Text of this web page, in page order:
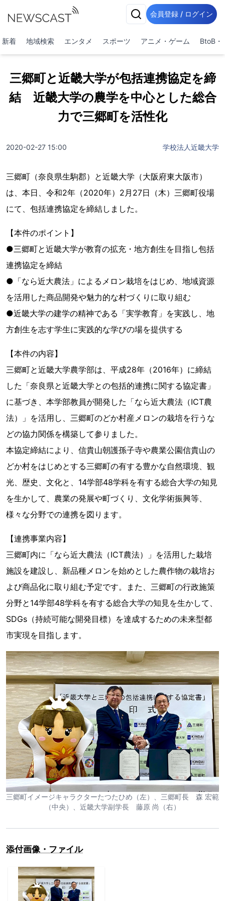
会員登録 / ログイン
新着 地域検索 エンタメ スポーツ アニメ・ゲーム BtoB・
三郷町と近畿大学が包括連携協定を締
結 近畿大学の農学を中心とした総合
力で三郷町を活性化
2020-02-27 15:00 学校法人近畿大学
三郷町（奈良県生駒郡）と近畿大学（大阪府東大阪市）
は、本日、令和2年（2020年）2月27日（木）三郷町役場
にて、包括連携協定を締結しました。
【本件のポイント】
●三郷町と近畿大学が教育の拡充・地方創生を目指し包括
連携協定を締結
●「なら近大農法」によるメロン栽培をはじめ、地域資源
を活用した商品開発や魅力的な村づくりに取り組む
●近畿大学の建学の精神である「実学教育」を実践し、地
方創生を志す学生に実践的な学びの場を提供する
【本件の内容】
三郷町と近畿大学農学部は、平成28年（2016年）に締結
した「奈良県と近畿大学との包括的連携に関する協定書」
に基づき、本学部教員が開発した「なら近大農法（ICT農
法）」を活用し、三郷町のどか村産メロンの栽培を行うな
どの協力関係を構築して参りました。
本協定締結により、信貴山朝護孫子寺や農業公園信貴山の
どか村をはじめとする三郷町の有する豊かな自然環境、観
光、歴史、文化と、14学部48学科を有する総合大学の知見
を生かして、農業の発展や町づくり、文化学術振興等、
様々な分野での連携を図ります。
【連携事業内容】
三郷町内に「なら近大農法（ICT農法）」を活用した栽培
施設を建設し、新品種メロンを始めとした農作物の栽培お
よび商品化に取り組む予定です。また、三郷町の行政施策
分野と14学部48学科を有する総合大学の知見を生かして、
SDGs（持続可能な開発目標）を達成するための未来型都
市実現を目指します。
三郷町イメージキャラクターたつたひめ（左）、三郷町長 森 宏範
（中央）、近畿大学副学長 藤原 尚（右）
添付画像・ファイル